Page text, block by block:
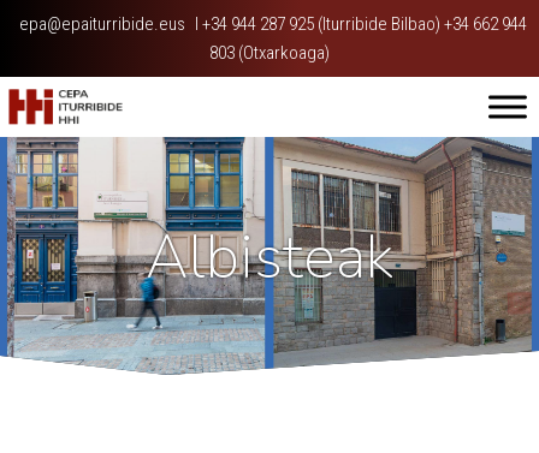
epa@epaiturribide.eus I +34 944 287 925 (Iturribide Bilbao) +34 662 944
803 (Otxarkoaga)
Albisteak